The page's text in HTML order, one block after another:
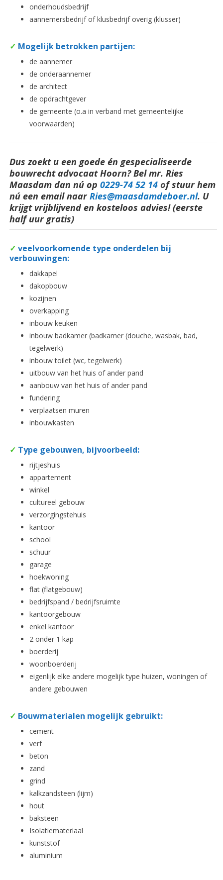
onderhoudsbedrijf
aannemersbedrijf of klusbedrijf overig (klusser)
✓ Mogelijk betrokken partijen:
de aannemer
de onderaannemer
de architect
de opdrachtgever
de gemeente (o.a in verband met gemeentelijke
voorwaarden)
Dus zoekt u een goede én gespecialiseerde
bouwrecht advocaat Hoorn? Bel mr. Ries
Maasdam dan nú op 0229-74 52 14of stuur hem
nú een email naar Ries@maasdamdeboer.nl. U
krijgt vrijblijvend en kosteloos advies! (eerste
half uur gratis)
✓ veelvoorkomende type onderdelen bij
verbouwingen:
dakkapel
dakopbouw
kozijnen
overkapping
inbouw keuken
inbouw badkamer (badkamer (douche, wasbak, bad,
tegelwerk)
inbouw toilet (wc, tegelwerk)
uitbouw van het huis of ander pand
aanbouw van het huis of ander pand
fundering
verplaatsen muren
inbouwkasten
✓ Type gebouwen, bijvoorbeeld:
rijtjeshuis
appartement
winkel
cultureel gebouw
verzorgingstehuis
kantoor
school
schuur
garage
hoekwoning
flat (flatgebouw)
bedrijfspand / bedrijfsruimte
kantoorgebouw
enkel kantoor
2 onder 1 kap
boerderij
woonboerderij
eigenlijk elke andere mogelijk type huizen, woningen of
andere gebouwen
✓ Bouwmaterialen mogelijk gebruikt:
cement
verf
beton
zand
grind
kalkzandsteen (lijm)
hout
baksteen
Isolatiemateriaal
kunststof
aluminium